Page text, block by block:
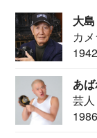
大
カ
あ
芸人